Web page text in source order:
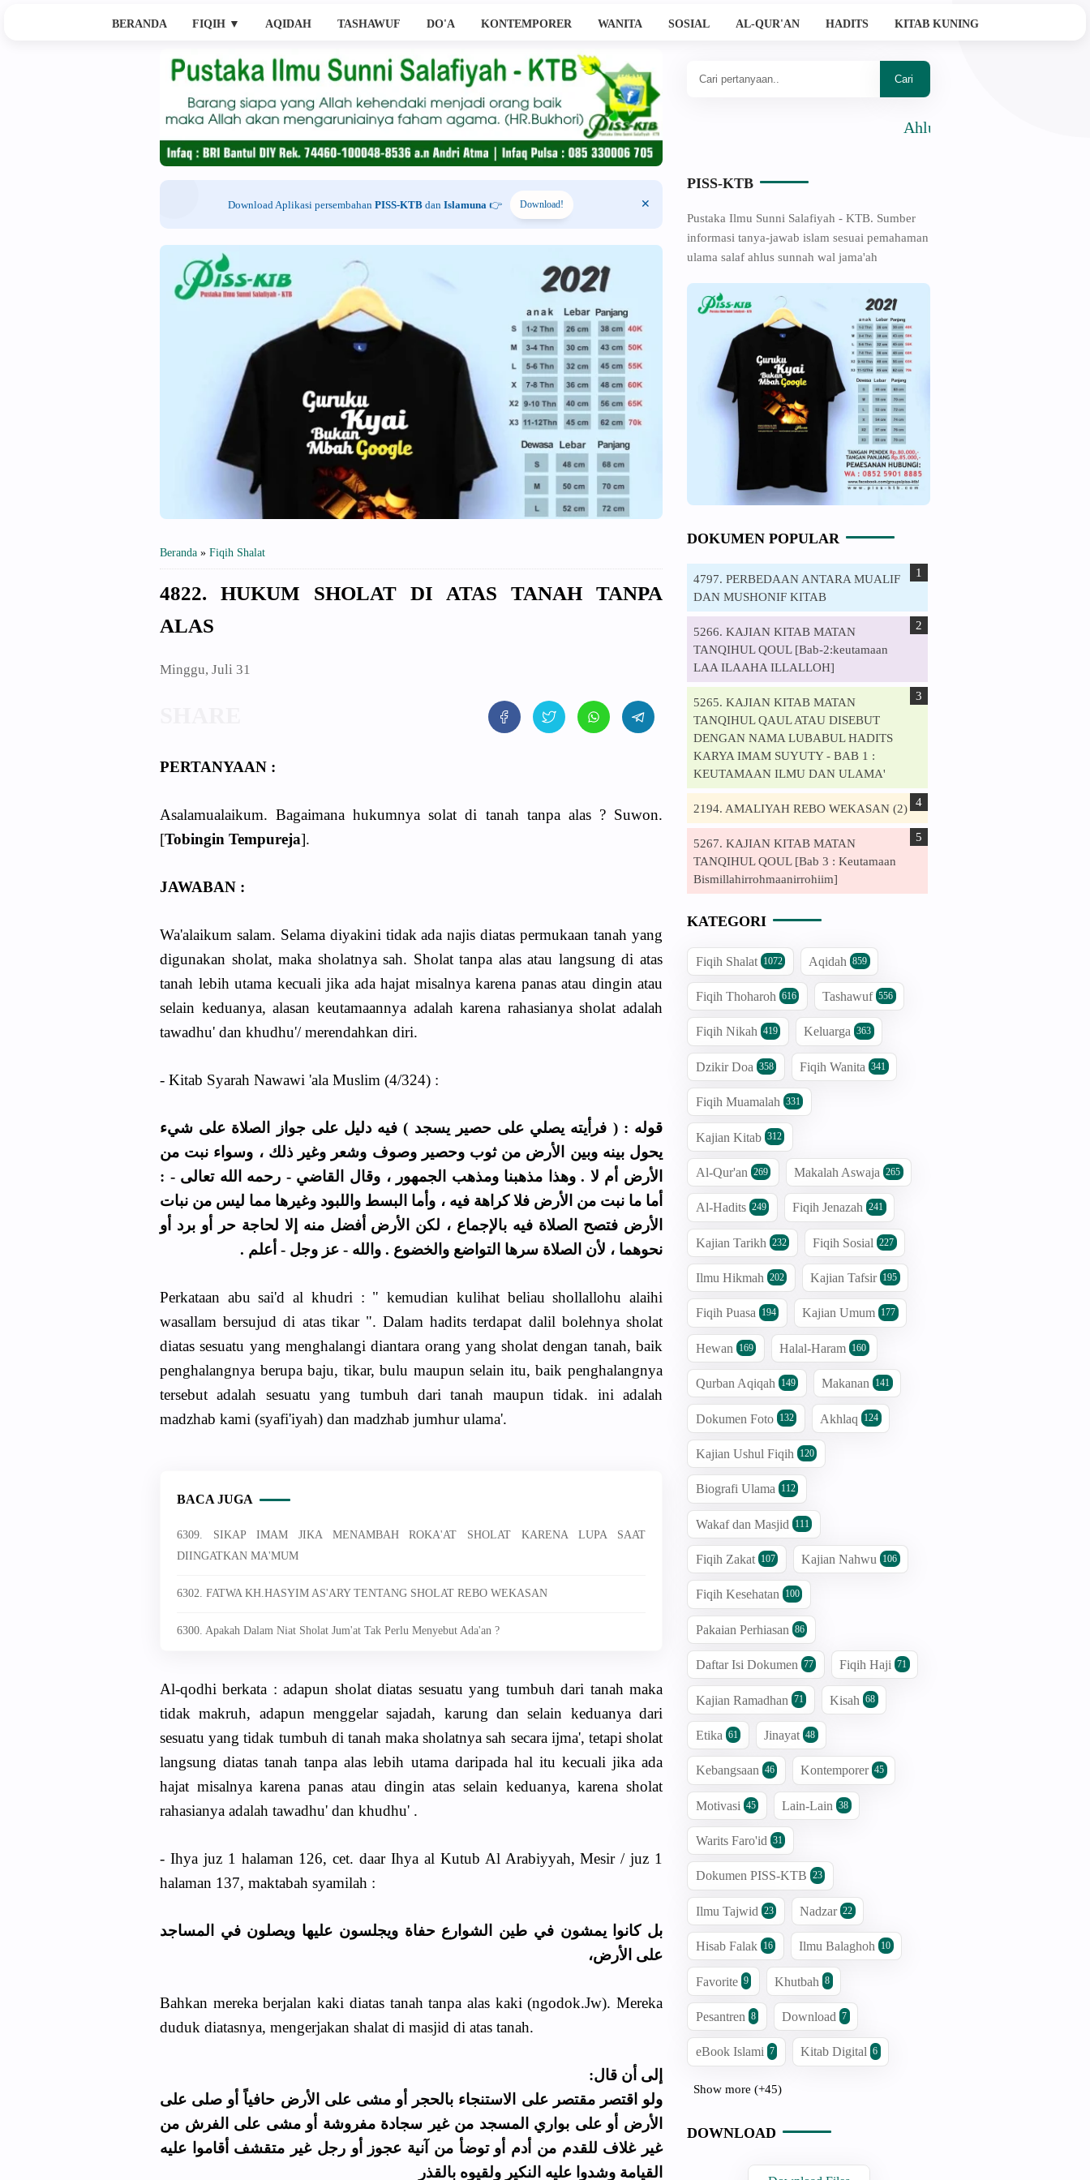
BERANDA FIQIH ▼ AQIDAH TASHAWUF DO'A KONTEMPORER WANITA SOSIAL AL-QUR'AN HADITS KITAB KUNING
Download Aplikasi persembahan PISS-KTBdan Islamuna 👉 Download!
Beranda » Fiqih Shalat
4822. HUKUM SHOLAT DI ATAS TANAH TANPA
ALAS
Minggu, Juli 31
PERTANYAAN :
Asalamualaikum. Bagaimana hukumnya solat di tanah tanpa alas ? Suwon.
[Tobingin Tempureja].
JAWABAN :
Wa'alaikum salam. Selama diyakini tidak ada najis diatas permukaan tanah yang
digunakan sholat, maka sholatnya sah. Sholat tanpa alas atau langsung di atas
tanah lebih utama kecuali jika ada hajat misalnya karena panas atau dingin atau
selain keduanya, alasan keutamaannya adalah karena rahasianya sholat adalah
tawadhu' dan khudhu'/ merendahkan diri.
- Kitab Syarah Nawawi 'ala Muslim (4/324) :
قوله : ( فرأيته يصلي على حصير يسجد ) فيه دليل على جواز الصلاة على شيء
يحول بينه وبين الأرض من ثوب وحصير وصوف وشعر وغير ذلك ، وسواء نبت من
الأرض أم لا . وهذا مذهبنا ومذهب الجمهور ، وقال القاضي - رحمه الله تعالى - :
أما ما نبت من الأرض فلا كراهة فيه ، وأما البسط واللبود وغيرها مما ليس من نبات
الأرض فتصح الصلاة فيه بالإجماع ، لكن الأرض أفضل منه إلا لحاجة حر أو برد أو
نحوهما ، لأن الصلاة سرها التواضع والخضوع . والله - عز وجل - أعلم .
Perkataan abu sai'd al khudri : " kemudian kulihat beliau shollallohu alaihi
wasallam bersujud di atas tikar ". Dalam hadits terdapat dalil bolehnya sholat
diatas sesuatu yang menghalangi diantara orang yang sholat dengan tanah, baik
penghalangnya berupa baju, tikar, bulu maupun selain itu, baik penghalangnya
tersebut adalah sesuatu yang tumbuh dari tanah maupun tidak. ini adalah
madzhab kami (syafi'iyah) dan madzhab jumhur ulama'.
BACA JUGA
6309. SIKAP IMAM JIKA MENAMBAH ROKA'AT SHOLAT KARENA LUPA SAAT
DIINGATKAN MA'MUM
6302. FATWA KH.HASYIM AS'ARY TENTANG SHOLAT REBO WEKASAN
6300. Apakah Dalam Niat Sholat Jum'at Tak Perlu Menyebut Ada'an ?
Al-qodhi berkata : adapun sholat diatas sesuatu yang tumbuh dari tanah maka
tidak makruh, adapun menggelar sajadah, karung dan selain keduanya dari
sesuatu yang tidak tumbuh di tanah maka sholatnya sah secara ijma', tetapi sholat
langsung diatas tanah tanpa alas lebih utama daripada hal itu kecuali jika ada
hajat misalnya karena panas atau dingin atas selain keduanya, karena sholat
rahasianya adalah tawadhu' dan khudhu' .
- Ihya juz 1 halaman 126, cet. daar Ihya al Kutub Al Arabiyyah, Mesir / juz 1
halaman 137, maktabah syamilah :
بل كانوا يمشون في طين الشوارع حفاة ويجلسون عليها ويصلون في المساجد
على الأرض،
Bahkan mereka berjalan kaki diatas tanah tanpa alas kaki (ngodok.Jw). Mereka
duduk diatasnya, mengerjakan shalat di masjid di atas tanah.
إلى أن قال:
ولو اقتصر مقتصر على الاستنجاء بالحجر أو مشى على الأرض حافياً أو صلى على
الأرض أو على بواري المسجد من غير سجادة مفروشة أو مشى على الفرش من
غير غلاف للقدم من أدم أو توضأ من آنية عجوز أو رجل غير متقشف أقاموا عليه
القيامة وشدوا عليه النكير ولقيوه بالقذر
Ahlussunnah Wal Jama'ah
PISS-KTB
Pustaka Ilmu Sunni Salafiyah - KTB. Sumber
informasi tanya-jawab islam sesuai pemahaman
ulama salaf ahlus sunnah wal jama'ah
DOKUMEN POPULAR
4797. PERBEDAAN ANTARA MUALIF
DAN MUSHONIF KITAB
5266. KAJIAN KITAB MATAN
TANQIHUL QOUL [Bab-2:keutamaan
LAA ILAAHA ILLALLOH]
5265. KAJIAN KITAB MATAN
TANQIHUL QAUL ATAU DISEBUT
DENGAN NAMA LUBABUL HADITS
KARYA IMAM SUYUTY - BAB 1 :
KEUTAMAAN ILMU DAN ULAMA'
2194. AMALIYAH REBO WEKASAN (2)
5267. KAJIAN KITAB MATAN
TANQIHUL QOUL [Bab 3 : Keutamaan
Bismillahirrohmaanirrohiim]
KATEGORI
Fiqih Shalat 1072 Aqidah 859
Fiqih Thoharoh 616 Tashawuf 556
Fiqih Nikah 419 Keluarga 363
Dzikir Doa 358 Fiqih Wanita 341
Fiqih Muamalah 331
Kajian Kitab 312
Al-Qur'an 269 Makalah Aswaja 265
Al-Hadits 249 Fiqih Jenazah 241
Kajian Tarikh 232 Fiqih Sosial 227
Ilmu Hikmah 202 Kajian Tafsir 195
Fiqih Puasa 194 Kajian Umum 177
Hewan 169 Halal-Haram 160
Qurban Aqiqah 149 Makanan 141
Dokumen Foto 132 Akhlaq 124
Kajian Ushul Fiqih 120
Biografi Ulama 112
Wakaf dan Masjid 111
Fiqih Zakat 107 Kajian Nahwu 106
Fiqih Kesehatan 100
Pakaian Perhiasan 86
Daftar Isi Dokumen 77 Fiqih Haji 71
Kajian Ramadhan 71 Kisah 68
Etika 61 Jinayat 48
Kebangsaan 46 Kontemporer 45
Motivasi 45 Lain-Lain 38
Warits Faro'id 31
Dokumen PISS-KTB 23
Ilmu Tajwid 23 Nadzar 22
Hisab Falak 16 Ilmu Balaghoh 10
Favorite 9 Khutbah 8
Pesantren 8 Download 7
eBook Islami 7 Kitab Digital 6
Show more (+45)
DOWNLOAD